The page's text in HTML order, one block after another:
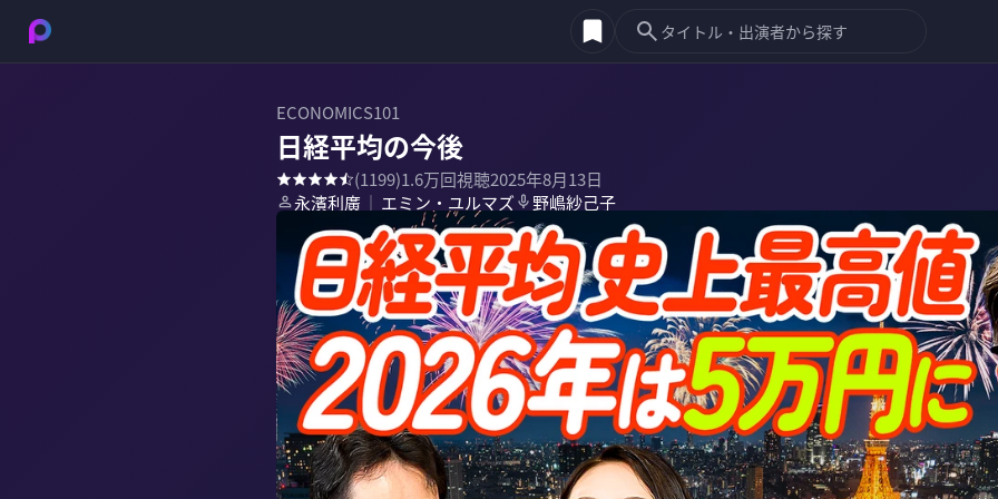
ECONOMICS101
日経平均の今後
(1199)1.6万回視聴2025年8月13日
永濱利廣 ｜ エミン・ユルマズ 野嶋紗己子